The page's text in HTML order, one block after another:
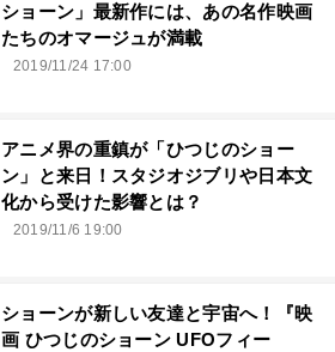
ショーン」最新作には、あの名作映画
たちのオマージュが満載
2019/11/24 17:00
アニメ界の重鎮が「ひつじのショー
ン」と来日！スタジオジブリや日本文
化から受けた影響とは？
2019/11/6 19:00
ショーンが新しい友達と宇宙へ！『映
画 ひつじのショーン UFOフィー